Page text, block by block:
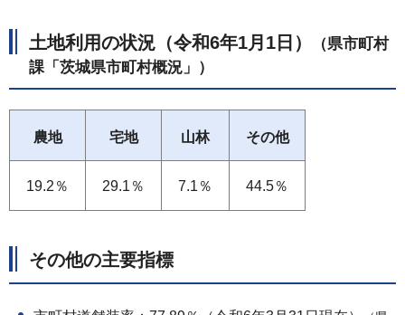
土地利用の状況（令和6年1月1日）
（県市町村
課「茨城県市町村概況」）
農地 宅地 山林 その他
19.2％ 29.1％ 7.1％ 44.5％
その他の主要指標